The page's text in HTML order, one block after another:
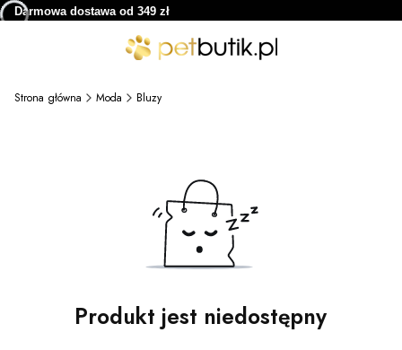
Darmowa dostawa od 349 zł
Strona główna Moda Bluzy
Produkt jest niedostępny